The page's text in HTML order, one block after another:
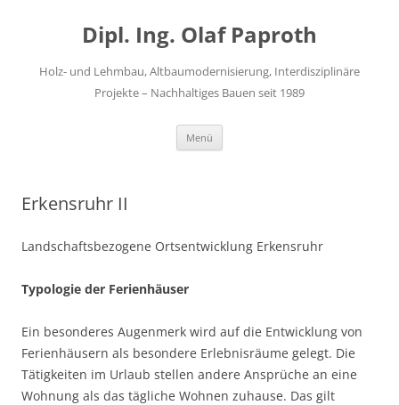
Dipl. Ing. Olaf Paproth
Holz- und Lehmbau, Altbaumodernisierung, Interdisziplinäre
Projekte – Nachhaltiges Bauen seit 1989
Menü
Erkensruhr II
Landschaftsbezogene Ortsentwicklung Erkensruhr
Typologie der Ferienhäuser
Ein besonderes Augenmerk wird auf die Entwicklung von
Ferienhäusern als besondere Erlebnisräume gelegt. Die
Tätigkeiten im Urlaub stellen andere Ansprüche an eine
Wohnung als das tägliche Wohnen zuhause. Das gilt